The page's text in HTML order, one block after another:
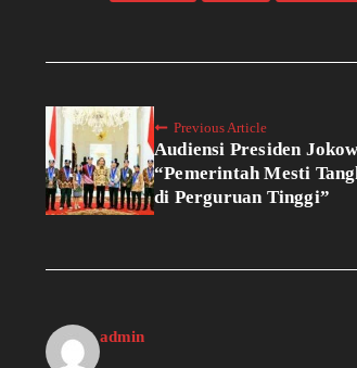
Previous Article
Audiensi Presiden
“Pemerintah Mesti
di Perguruan Tinggi”
admin